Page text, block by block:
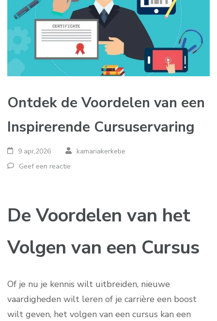
Ontdek de Voordelen van een
Inspirerende Cursuservaring
9 apr,2026
kamariakerkebe
Geef een reactie
De Voordelen van het
Volgen van een Cursus
Of je nu je kennis wilt uitbreiden, nieuwe
vaardigheden wilt leren of je carrière een boost
wilt geven, het volgen van een cursus kan een